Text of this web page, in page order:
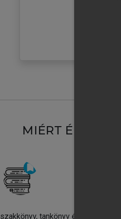
MIÉRT
szakkönyv, tankönyv és